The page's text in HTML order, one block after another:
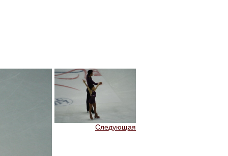
Следующая